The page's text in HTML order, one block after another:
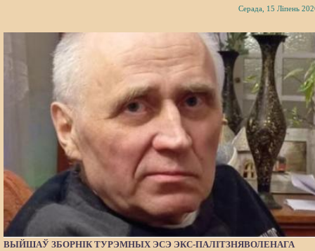
Серада, 15 Ліпень
ВЫЙШАЎ ЗБОРНІК ТУРЭМНЫХ ЭСЭ ЭКС-ПАЛІТЗНЯВОЛЕНАГА